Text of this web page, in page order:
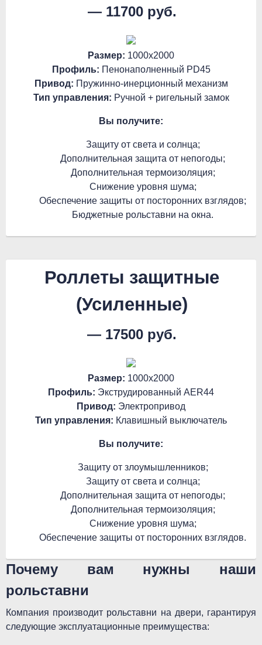
— 11700 руб.
Размер: 1000х2000
Профиль: Пенонаполненный PD45
Привод: Пружинно-инерционный механизм
Тип управления: Ручной + ригельный замок
Вы получите:
Защиту от света и солнца;
Дополнительная защита от непогоды;
Дополнительная термоизоляция;
Снижение уровня шума;
Oбеспечение защиты от посторонних взглядов;
Бюджетные рольставни на окна.
Роллеты защитные
(Усиленные)
— 17500 руб.
Размер: 1000х2000
Профиль: Экструдированный AER44
Привод: Электропривод
Тип управления: Клавишный выключатель
Вы получите:
Защиту от злоумышленников;
Защиту от света и солнца;
Дополнительная защита от непогоды;
Дополнительная термоизоляция;
Снижение уровня шума;
Oбеспечение защиты от посторонних взглядов.
Почему вам нужны наши
рольставни
Компания производит рольставни на двери, гарантируя
следующие эксплуатационные преимущества: